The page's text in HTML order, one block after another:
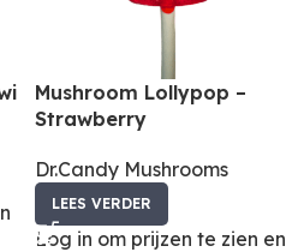
Mushroom Lollypop –
Strawberry
Dr.Candy Mushrooms
LEES VERDER
Log in om prijzen te zien en